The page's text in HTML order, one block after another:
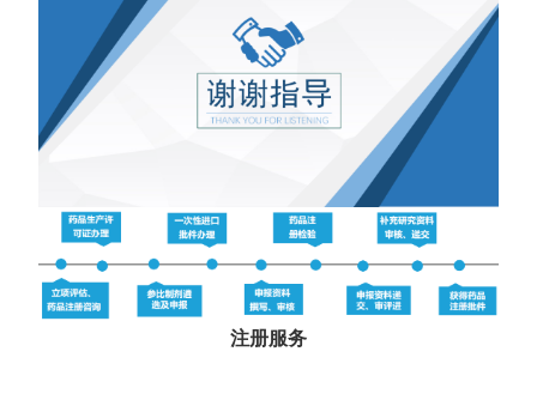
注册服务